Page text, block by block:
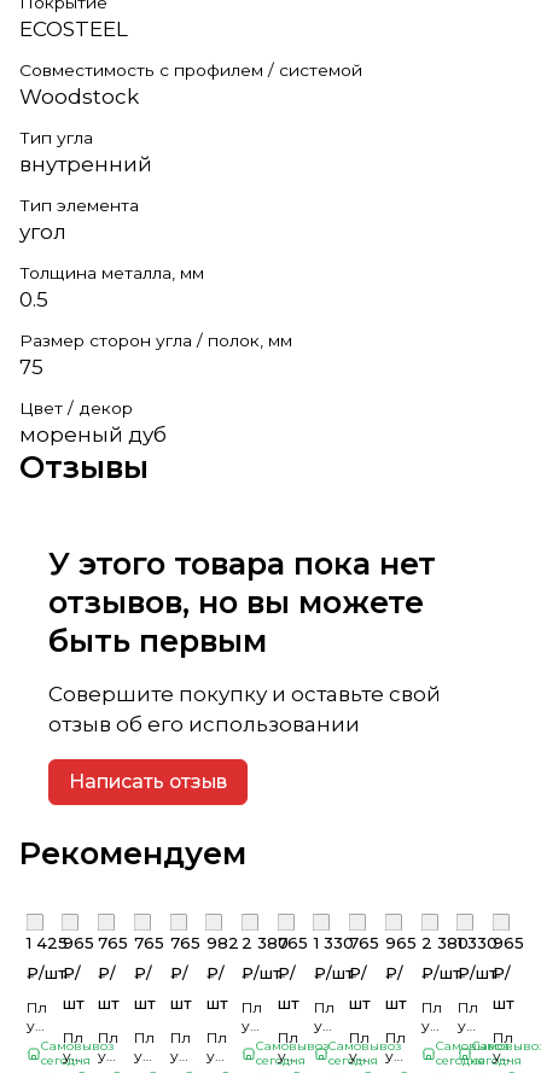
ECOSTEEL
Совместимость с профилем / системой
Woodstock
Тип угла
внутренний
Тип элемента
угол
Толщина металла, мм
0.5
Размер сторон угла / полок, мм
75
Цвет / декор
мореный дуб
Отзывы
У этого товара пока нет
отзывов, но вы можете
быть первым
Совершите покупку и оставьте свой
отзыв об его использовании
Написать отзыв
Рекомендуем
1 425
₽/шт
Планка
угла
наружного
сложного
Самовывоз
сегодня
965
₽/
шт
Планка
угла
765
₽/
шт
Планка
угла
765
₽/
шт
Планка
угла
765
₽/
шт
Планка
угла
982
₽/
шт
Планка
угла
2 380
₽/шт
Планка
угла
наружного
сложного
Самовывоз
сегодня
765
₽/
шт
Планка
угла
1 330
₽/шт
Планка
угла
внутреннего
сложного
Самовывоз
сегодня
765
₽/
шт
Планка
угла
965
₽/
шт
Планка
угла
2 380
₽/шт
Планка
угла
наружного
сложного
Самовывоз
сегодня
1 330
₽/шт
Планка
угла
сложного
сегодня
965
₽/
шт
угла